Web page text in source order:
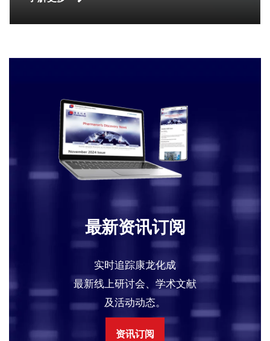
最新资讯订阅
实时追踪康龙化成
最新线上研讨会、学术文献
及活动动态。
资讯订阅